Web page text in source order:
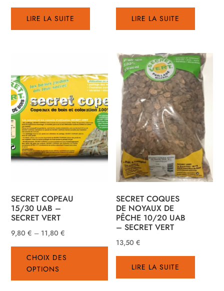
LIRE LA SUITE LIRE LA SUITE
SECRET COPEAU
15/30 UAB –
SECRET VERT
9,80€ – 11,80€
CHOIX DES
OPTIONS
Ce
produit
plusieurs
SECRET COQUES
DE NOYAUX DE
PÊCHE 10/20 UAB
– SECRET VERT
13,50€
LIRE LA SUITE